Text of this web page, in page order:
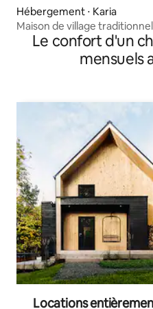
Hébergement ⋅ Karia
Maison de village
6 personnes
Le confort d'un
mensuels
Locations